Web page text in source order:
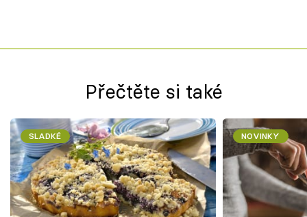
Přečtěte si také
SLADKÉ NOVINKY